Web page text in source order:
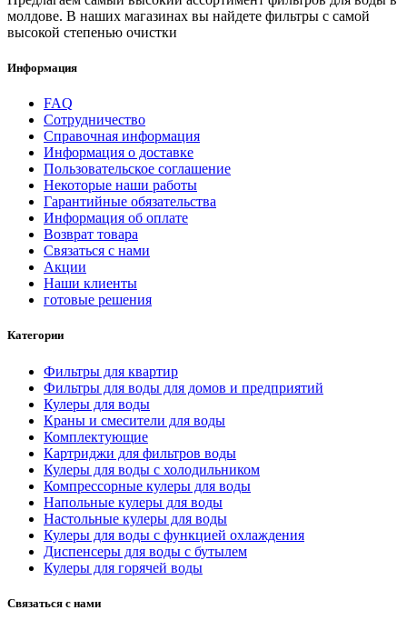
молдове. В наших магазинах вы найдете фильтры с самой
высокой степенью очистки
Информация
FAQ
Сотрудничество
Справочная информация
Информация о доставке
Пользовательское соглашение
Некоторые наши работы
Гарантийные обязательства
Информация об оплате
Возврат товара
Связаться с нами
Акции
Наши клиенты
готовые решения
Категории
Фильтры для квартир
Фильтры для воды для домов и предприятий
Кулеры для воды
Краны и смесители для воды
Комплектующие
Картриджи для фильтров воды
Кулеры для воды с холодильником
Компрессорные кулеры для воды
Напольные кулеры для воды
Настольные кулеры для воды
Кулеры для воды с функцией охлаждения
Диспенсеры для воды с бутылем
Кулеры для горячей воды
Связаться с нами